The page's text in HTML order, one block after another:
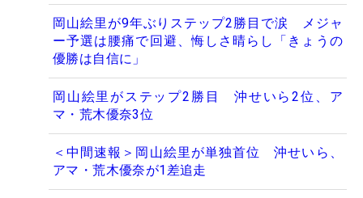
岡山絵里が9年ぶりステップ2勝目で涙 メジャ
ー予選は腰痛で回避、悔しさ晴らし「きょうの
優勝は自信に」
岡山絵里がステップ2勝目 沖せいら2位、ア
マ・荒木優奈3位
＜中間速報＞岡山絵里が単独首位 沖せいら、
アマ・荒木優奈が1差追走